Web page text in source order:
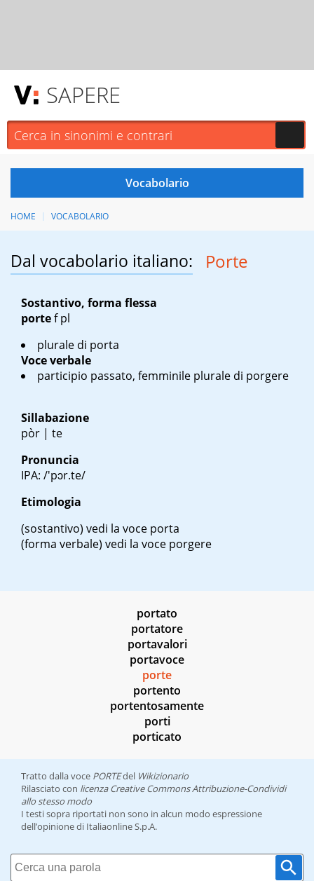
SAPERE
HOME VOCABOLARIO
Dal vocabolario italiano: Porte
Sostantivo, forma flessa
portef pl
plurale di porta
Voce verbale
participio passato, femminile plurale di porgere
Sillabazione
pòr | te
Pronuncia
IPA: /'pɔr.te/
Etimologia
(sostantivo) vedi la voce porta
(forma verbale) vedi la voce porgere
portato
portatore
portavalori
portavoce
porte
portento
portentosamente
porti
porticato
Tratto dalla voce PORTEdel Wikizionario
Rilasciato con licenza Creative Commons Attribuzione-Condividi
allo stesso modo
I testi sopra riportati non sono in alcun modo espressione
dell’opinione di Italiaonline S.p.A.